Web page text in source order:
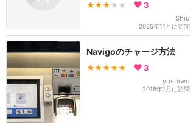
★★★ ★★ 3
Shiu
2025年11月に訪問
Navigoのチャージ方法
★★★★★ 3
yoshiwo
2018年1月に訪問